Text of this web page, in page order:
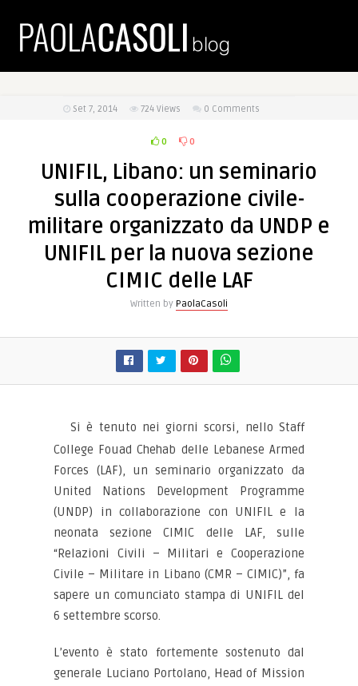
Set 7, 2014 724 Views 0 Comments
0 0
UNIFIL, Libano: un seminario
sulla cooperazione civile-
militare organizzato da UNDP e
UNIFIL per la nuova sezione
CIMIC delle LAF
Written by PaolaCasoli
Si è tenuto nei giorni scorsi, nello Staff
College Fouad Chehab delle Lebanese Armed
Forces (LAF), un seminario organizzato da
United Nations Development Programme
(UNDP) in collaborazione con UNIFIL e la
neonata sezione CIMIC delle LAF, sulle
“Relazioni Civili – Militari e Cooperazione
Civile – Militare in Libano (CMR – CIMIC)”, fa
sapere un comunciato stampa di UNIFIL del
6 settembre scorso.
L’evento è stato fortemente sostenuto dal
generale Luciano Portolano, Head of Mission